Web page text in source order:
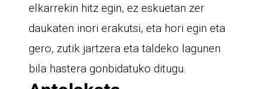
elkarrekin hitz egin, ez eskuetan zer
daukaten inori erakutsi, eta hori egin eta
gero, zutik jartzera eta taldeko lagunen
bila hastera gonbidatuko ditugu.